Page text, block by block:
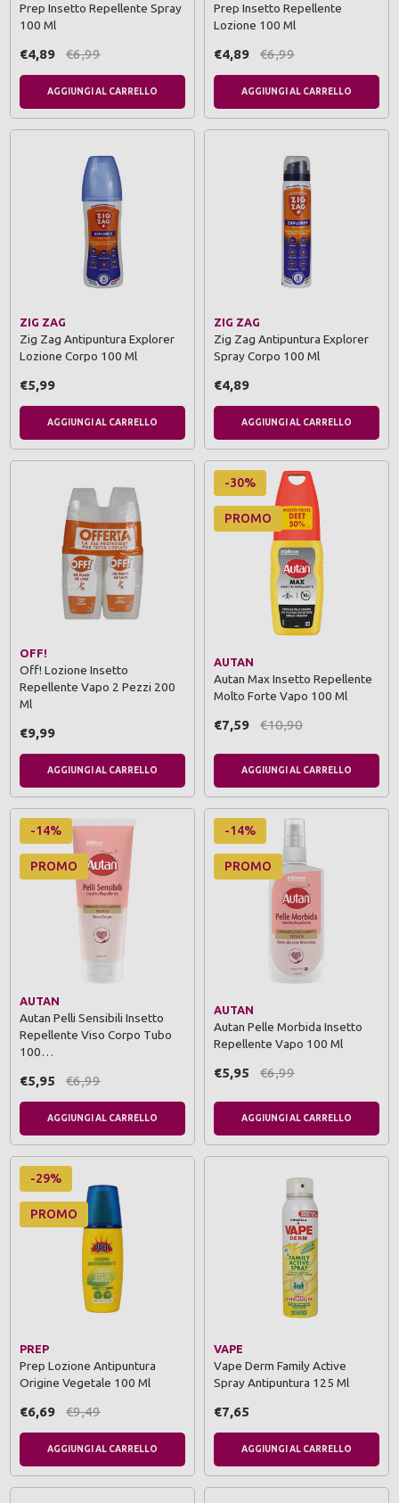
Prep Insetto Repellente Spray
100 Ml
€4,89 €6,99
AGGIUNGI AL CARRELLO
Prep Insetto Repellente
Lozione 100 Ml
€4,89 €6,99
AGGIUNGI AL CARRELLO
ZIG ZAG
Zig Zag Antipuntura Explorer
Lozione Corpo 100 Ml
€5,99
AGGIUNGI AL CARRELLO
ZIG ZAG
Zig Zag Antipuntura Explorer
Spray Corpo 100 Ml
€4,89
AGGIUNGI AL CARRELLO
OFF!
Off! Lozione Insetto
Repellente Vapo 2 Pezzi 200
Ml
€9,99
AGGIUNGI AL CARRELLO
-30%
PROMO
AUTAN
Autan Max Insetto Repellente
Molto Forte Vapo 100 Ml
€7,59 €10,90
AGGIUNGI AL CARRELLO
-14%
PROMO
AUTAN
Autan Pelli Sensibili Insetto
Repellente Viso Corpo Tubo
100…
€5,95 €6,99
AGGIUNGI AL CARRELLO
-14%
PROMO
AUTAN
Autan Pelle Morbida Insetto
Repellente Vapo 100 Ml
€5,95 €6,99
AGGIUNGI AL CARRELLO
-29%
PROMO
PREP
Prep Lozione Antipuntura
Origine Vegetale 100 Ml
€6,69 €9,49
AGGIUNGI AL CARRELLO
VAPE
Vape Derm Family Active
Spray Antipuntura 125 Ml
€7,65
AGGIUNGI AL CARRELLO